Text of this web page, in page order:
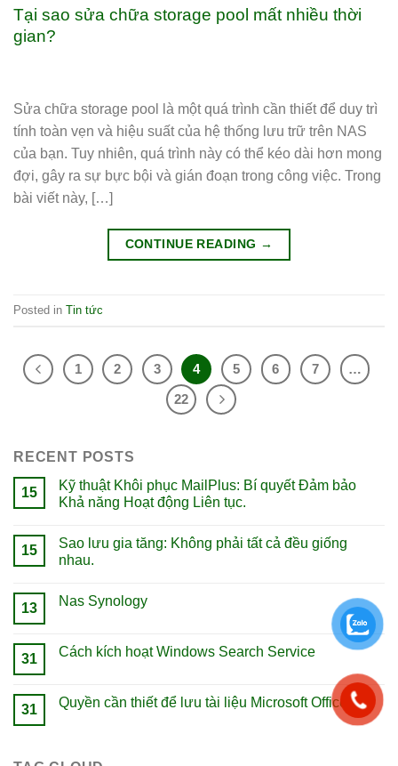
Tại sao sửa chữa storage pool mất nhiều thời
gian?
Sửa chữa storage pool là một quá trình cần thiết để duy trì
tính toàn vẹn và hiệu suất của hệ thống lưu trữ trên NAS
của bạn. Tuy nhiên, quá trình này có thể kéo dài hơn mong
đợi, gây ra sự bực bội và gián đoạn trong công việc. Trong
bài viết này, […]
CONTINUE READING →
Posted in Tin tức
1 2 3 4 5 6 7
…
22
RECENT POSTS
15
Kỹ thuật Khôi phục MailPlus: Bí quyết Đảm bảo
Khả năng Hoạt động Liên tục.
15
Sao lưu gia tăng: Không phải tất cả đều giống
nhau.
13 Nas Synology
31 Cách kích hoạt Windows Search Service
31 Quyền cần thiết để lưu tài liệu Microsoft Office